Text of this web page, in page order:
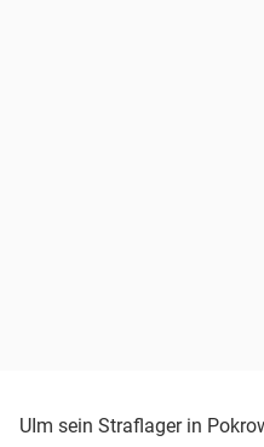
UIm sein Straflager in